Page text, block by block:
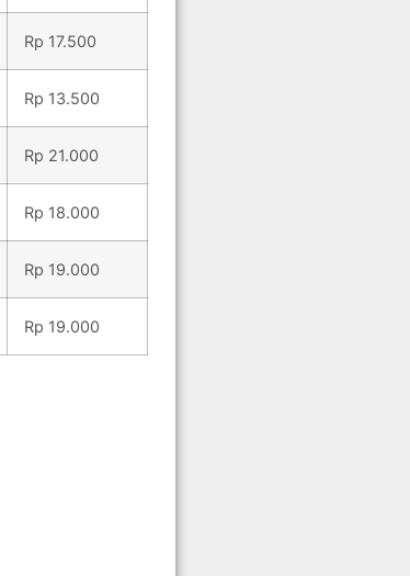
Rp 17.500
Rp 13.500
Rp 21.000
Rp 18.000
Rp 19.000
Rp 19.000